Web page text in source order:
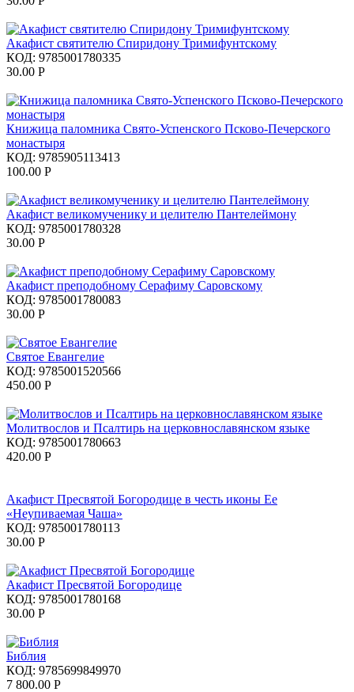
Акафист святителю Спиридону Тримифунтскому
КОД: 9785001780335
30.00 Р
Книжица паломника Свято-Успенского Псково-Печерского
монастыря
КОД: 9785905113413
100.00 Р
Акафист великомученику и целителю Пантелеймону
КОД: 9785001780328
30.00 Р
Акафист преподобному Серафиму Саровскому
КОД: 9785001780083
30.00 Р
Святое Евангелие
КОД: 9785001520566
450.00 Р
Молитвослов и Псалтирь на церковнославянском языке
КОД: 9785001780663
420.00 Р
Акафист Пресвятой Богородице в честь иконы Ее
«Неупиваемая Чаша»
КОД: 9785001780113
30.00 Р
Акафист Пресвятой Богородице
КОД: 9785001780168
30.00 Р
Библия
КОД: 9785699849970
7 800.00 Р